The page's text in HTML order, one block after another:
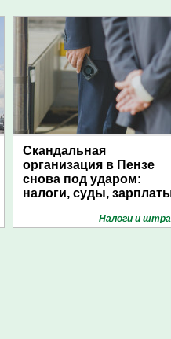
Скандальная
организация в Пензе
снова под ударом:
налоги, суды,
Налоги и